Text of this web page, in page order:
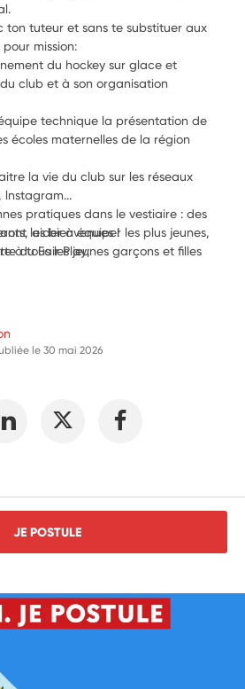
ton tuteur et sans te substituer aux
mission:
du hockey sur glace et
club et à son organisation
technique la présentation de
écoles maternelles de la région
la vie du club sur les réseaux
lnstagram...
pratiques dans le vestiaire : des
aider à équiper les plus jeunes,
du Fair Play;
les bienvenues !
à tous les jeunes garçons et filles
le30 mai 2026
JE POSTULE